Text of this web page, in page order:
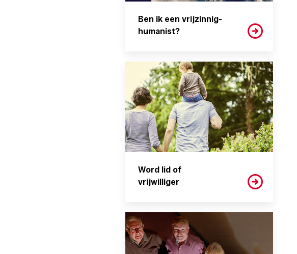
Ben ik een vrijzinnig-
humanist?
Word lid of
vrijwilliger